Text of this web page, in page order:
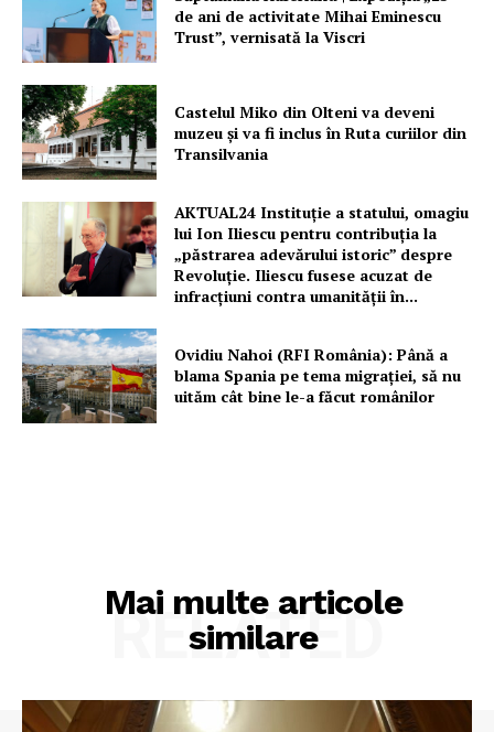
Contact
de ani de activitate Mihai Eminescu
Trust”, vernisată la Viscri
Castelul Miko din Olteni va deveni
muzeu şi va fi inclus în Ruta curiilor din
Transilvania
AKTUAL24 Instituție a statului, omagiu
lui Ion Iliescu pentru contribuția la
„păstrarea adevărului istoric” despre
Revoluție. Iliescu fusese acuzat de
infracțiuni contra umanității în...
Ovidiu Nahoi (RFI România): Până a
blama Spania pe tema migrației, să nu
uităm cât bine le-a făcut românilor
Mai multe articole
similare
RELATED